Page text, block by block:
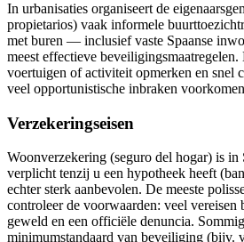
In urbanisaties organiseert de
propietarios) vaak informele
met buren — inclusief vaste Spaanse
meest effectieve
voertuigen of activiteit opmerken en snel
veel opportunistische inbraken
Verzekeringseisen
Woonverzekering (seguro del hogar) is
verplicht tenzij u een hypotheek heeft
echter sterk aanbevolen. De meeste
controleer de voorwaarden: veel vereisen
geweld en een officiële denuncia.
minimumstandaard van beveiliging (bijv.